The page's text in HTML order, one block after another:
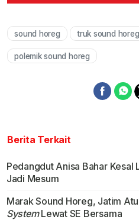
sound horeg truk sound
polemik sound horeg
Berita Terkait
Pedangdut Anisa Bahar Kesal
Jadi Mesum
Marak Sound Horeg, Jatim
SystemLewat SE Bersama